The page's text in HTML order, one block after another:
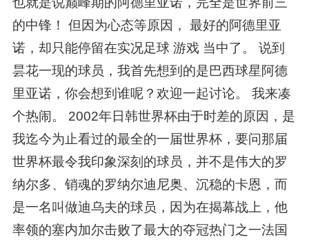
的中锋！ 但因为心态等原因， 最好的阿德里亚
诺，却只能停留在实况足球 游戏 当中了。 说到
昙花一现的球员，我首先想到的是巴西球星阿德
里亚诺，你会想到谁呢？欢迎一起讨论。 我来凑
个热闹。 2002年日韩世界杯由于时差的原因，是
我迄今为止看过的最全的一届世界杯，要问那届
世界杯最令我印象深刻的球员，并不是伟大的罗
纳尔多、销魂的罗纳尔迪尼奥、沉稳的卡恩，而
是一名叫做迪乌夫的球员，因为在揭幕战上，他
率领的塞内加尔击败了最大的夺冠热门之一法国